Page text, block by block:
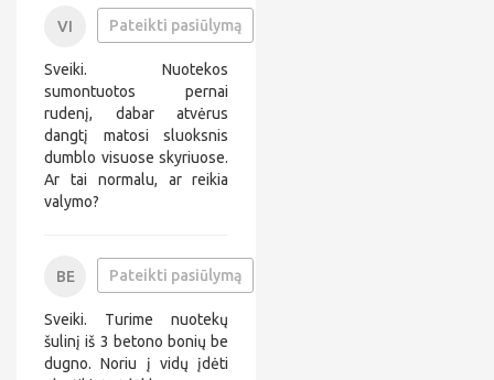
VI
6
*
*
2
6
*
*
*
*
*
*
.
c
Pateikti pasiūlymą
Sveiki. Nuotekos
sumontuotos pernai
rudenį, dabar atvėrus
dangtį matosi sluoksnis
dumblo visuose skyriuose.
Ar tai normalu, ar reikia
valymo?
BE
**
Pateikti pasiūlymą
Sveiki. Turime nuotekų
šulinį iš 3 betono bonių be
dugno. Noriu į vidų įdėti